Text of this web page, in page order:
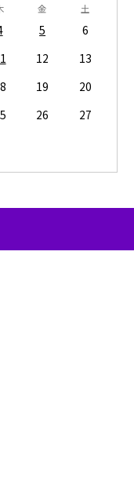
金 土
5
6
12
13
19
20
26
27